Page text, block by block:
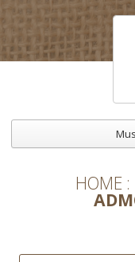
HOME